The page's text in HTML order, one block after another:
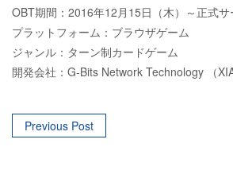
OBT期間：2016年12月15日（木）～正式
プラットフォーム：ブラウザゲーム
ジャンル：ターン制カードゲーム
開発会社：G-Bits Network Technology （
Post
Previous Post